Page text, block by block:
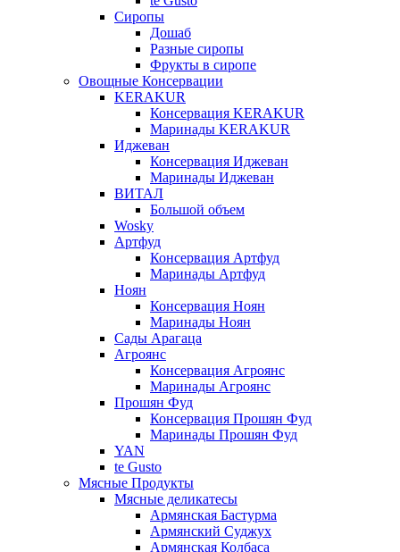
Сиропы
Дошаб
Разные сиропы
Фрукты в сиропе
Овощные Консервации
KERAKUR
Консервация KERAKUR
Маринады KERAKUR
Иджеван
Консервация Иджеван
Маринады Иджеван
ВИТАЛ
Большой объем
Wosky
Артфуд
Консервация Артфуд
Маринады Артфуд
Ноян
Консервация Ноян
Маринады Ноян
Сады Арагаца
Агроянс
Консервация Агроянс
Маринады Агроянс
Прошян Фуд
Консервация Прошян Фуд
Маринады Прошян Фуд
YAN
te Gusto
Мясные Продукты
Мясные деликатесы
Армянская Бастурма
Армянский Суджух
Армянская Колбаса